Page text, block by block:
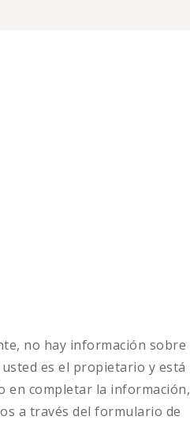
no hay información sobre
usted es el propietario y está
en completar la información,
a través del formulario de